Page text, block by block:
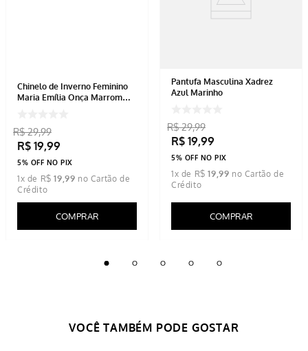
Chinelo de Inverno Feminino
Maria Emília Onça Marrom
R$ 29,99
R$ 19,99
5% OFF NO PIX
1x de R$ 19 ,99
COMPRAR
Pantufa Masculina Xadrez
Azul Marinho
R$ 29,99
R$ 19,99
5% OFF NO PIX
1x de R$ 19 ,99
COMPRAR